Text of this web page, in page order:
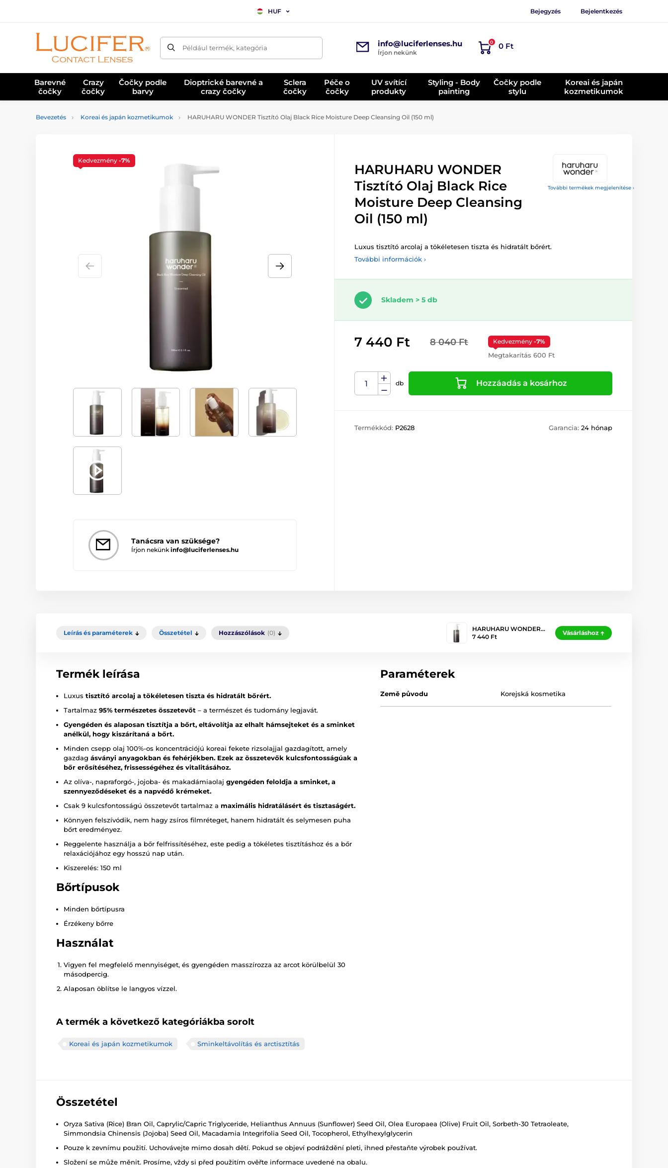
HUF Bejegyzés Bejelentkezés
Például termék, kategória info@luciferlenses.hu
Írjon nekünk
0 0 Ft
Barevné
čočky
Crazy
čočky
Čočky podle
barvy
Dioptrické barevné a
crazy čočky
Sclera
čočky
Péče o
čočky
UV svítící
produkty
Styling - Body
painting
Čočky podle
stylu
Koreai és japán
kozmetikumok
Bevezetés Koreai és japán kozmetikumok HARUHARU WONDER Tisztító Olaj Black Rice Moisture Deep Cleansing Oil (150 ml)
További termékek megjelenítése ›
Tanácsra van szüksége?
Írjon nekünk info@luciferlenses.hu
Kedvezmény -7%
HARUHARU WONDER
Tisztító Olaj Black Rice
Moisture Deep Cleansing
Oil (150 ml)
Luxus tisztító arcolaj a tökéletesen tiszta és hidratált bőrért.
További információk ›
Skladem > 5 db
8 040 Ft
7 440 Ft Kedvezmény -7%
Megtakarítás 600 Ft
db Hozzáadás a kosárhoz
Termékkód: P2628 Garancia: 24 hónap
Leírás és paraméterek Összetétel Hozzászólások (0)
HARUHARU WONDER…
7 440 Ft
Vásárláshoz
Termék leírása
Luxus tisztító arcolaj a tökéletesen tiszta és hidratált bőrért.
Tartalmaz 95% természetes összetevőt – a természet és tudomány legjavát.
Gyengéden és alaposan tisztítja a bőrt, eltávolítja az elhalt hámsejteket és a sminket
anélkül, hogy kiszárítaná a bőrt.
Minden csepp olaj 100%-os koncentrációjú koreai fekete rizsolajjal gazdagított, amely
gazdag ásványi anyagokban és fehérjékben. Ezek az összetevők kulcsfontosságúak a
bőr erősítéséhez, frissességéhez és vitalitásához.
Az olíva-, napraforgó-, jojoba- és makadámiaolaj gyengéden feloldja a sminket, a
szennyeződéseket és a napvédő krémeket.
Csak 9 kulcsfontosságú összetevőt tartalmaz a maximális hidratálásért és tisztaságért.
Könnyen felszívódik, nem hagy zsíros filmréteget, hanem hidratált és selymesen puha
bőrt eredményez.
Reggelente használja a bőr felfrissítéséhez, este pedig a tökéletes tisztításhoz és a bőr
relaxációjához egy hosszú nap után.
Kiszerelés: 150 ml
Bőrtípusok
Minden bőrtípusra
Érzékeny bőrre
Használat
Vigyen fel megfelelő mennyiséget, és gyengéden masszírozza az arcot körülbelül 30
másodpercig.
Alaposan öblítse le langyos vízzel.
A termék a következő kategóriákba sorolt
Koreai és japán kozmetikumok Sminkeltávolítás és arctisztítás
Paraméterek
Země původu Korejská kosmetika
Összetétel
Oryza Sativa (Rice) Bran Oil, Caprylic/Capric Triglyceride, Helianthus Annuus (Sunflower) Seed Oil, Olea Europaea (Olive) Fruit Oil, Sorbeth-30 Tetraoleate,
Simmondsia Chinensis (Jojoba) Seed Oil, Macadamia Integrifolia Seed Oil, Tocopherol, Ethylhexylglycerin
Pouze k zevnímu použití. Uchovávejte mimo dosah dětí. Pokud se objeví podráždění pleti, ihned přestaňte výrobek používat.
Složení se může měnit. Prosíme, vždy si před použitím ověřte informace uvedené na obalu.